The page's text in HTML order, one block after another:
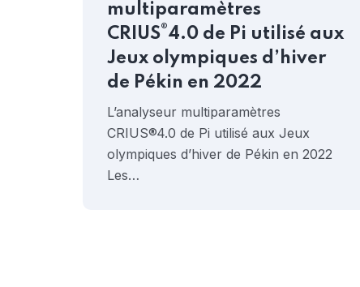
multiparamètres
CRIUS®4.0 de Pi utilisé aux
Jeux olympiques d’hiver
de Pékin en 2022
L’analyseur multiparamètres
CRIUS®4.0 de Pi utilisé aux Jeux
olympiques d’hiver de Pékin en 2022
Les…